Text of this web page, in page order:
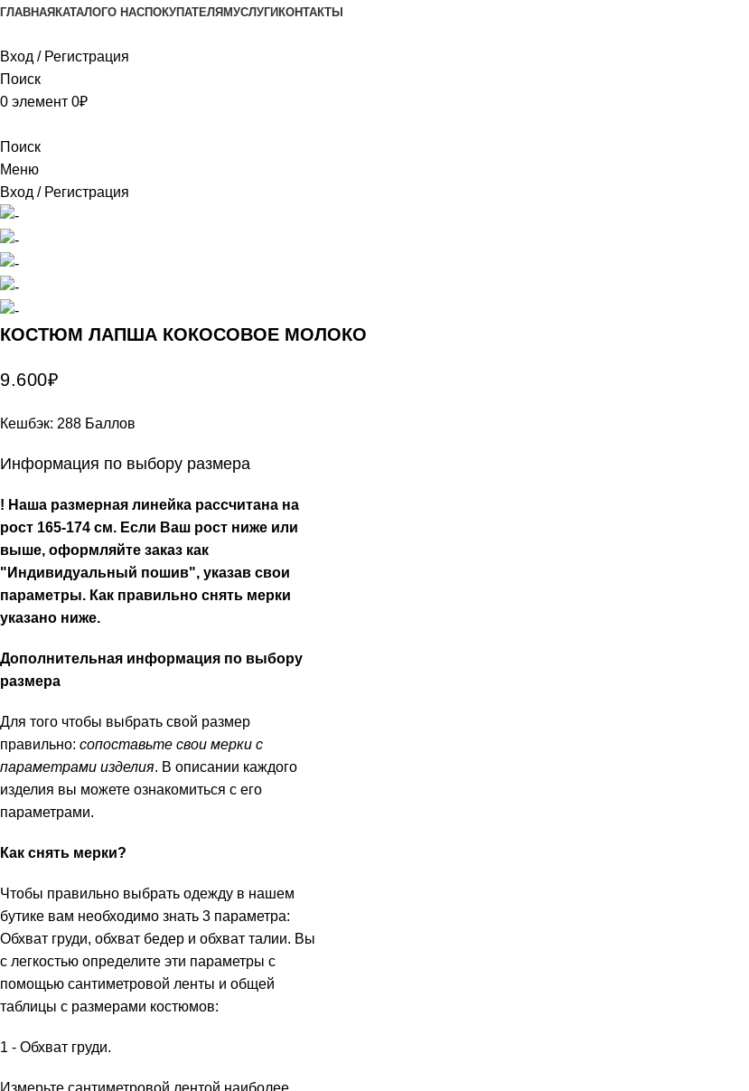
ГЛАВНАЯ КАТАЛОГО НАСПОКУПАТЕЛЯМУСЛУГИ КОНТАКТЫ
Вход / Регистрация
Поиск
0 элемент 0₽
Поиск
Меню
Вход / Регистрация
КОСТЮМ ЛАПША КОКОСОВОЕ МОЛОКО
9.600₽
Кешбэк: 288 Баллов
Информация по выбору размера
! Наша размерная линейка рассчитана на
рост 165-174 см. Если Ваш рост ниже или
выше, оформляйте заказ как
"Индивидуальный пошив", указав свои
параметры. Как правильно снять мерки
указано ниже.
Дополнительная информация по выбору
размера
Для того чтобы выбрать свой размер
правильно: сопоставьте свои мерки с
параметрами изделия. В описании каждого
изделия вы можете ознакомиться с его
параметрами.
Как снять мерки?
Чтобы правильно выбрать одежду в нашем
бутике вам необходимо знать 3 параметра:
Обхват груди, обхват бедер и обхват талии. Вы
с легкостью определите эти параметры с
помощью сантиметровой ленты и общей
таблицы с размерами костюмов:
1 - Обхват груди.